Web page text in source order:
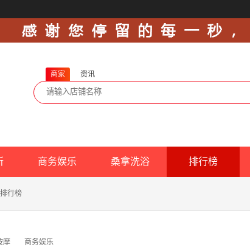
商家 资讯
商务娱乐 桑拿洗浴 排行榜
行榜
摩 商务娱乐